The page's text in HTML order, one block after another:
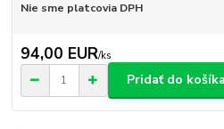
Nie sme platcovia DPH
94,00 EUR/ks
Pridať do košíka